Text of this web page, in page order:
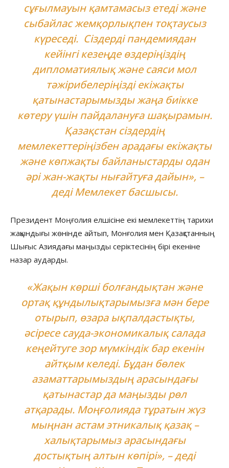
сұғылмауын қамтамасыз етеді және
сыбайлас жемқорлықпен тоқтаусыз
күреседі. Сіздерді пандемиядан
кейінгі кезеңде өздеріңіздің
дипломатиялық және саяси мол
тәжірибелеріңізді екіжақты
қатынастарымызды жаңа биікке
көтеру үшін пайдалануға шақырамын.
Қазақстан сіздердің
мемлекеттеріңізбен арадағы екіжақты
және көпжақты байланыстарды одан
әрі жан-жақты нығайтуға дайын», –
деді Мемлекет басшысы.
Президент Моңғолия елшісіне екі мемлекеттің тарихи
жақындығы жөнінде айтып, Монғолия мен Қазақстанның
Шығыс Азиядағы маңызды серіктесінің бірі екеніне
назар аударды.
«Жақын көрші болғандықтан және
ортақ құндылықтарымызға мән бере
отырып, өзара ықпалдастықты,
әсіресе сауда-экономикалық салада
кеңейтуге зор мүмкіндік бар екенін
айтқым келеді. Бұдан бөлек
азаматтарымыздың арасындағы
қатынастар да маңызды рөл
атқарады. Моңғолияда тұратын жүз
мыңнан астам этникалық қазақ –
халықтарымыз арасындағы
достықтың алтын көпірі», – деді